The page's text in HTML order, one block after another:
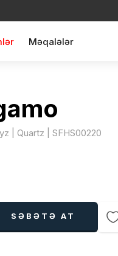
Məqalələr
| Quartz | SFHS00220
SƏBƏTƏ AT